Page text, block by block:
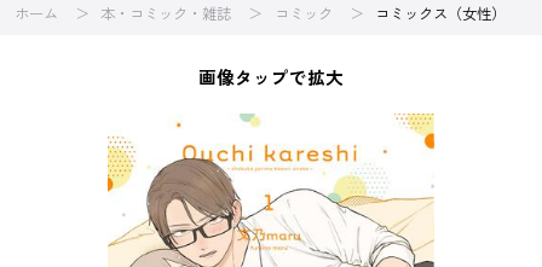
ホーム 本・コミック・雑誌 コミック コミックス（女性）
画像タップで拡大